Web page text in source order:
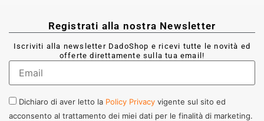
Registrati alla nostra Newsletter
Iscriviti alla newsletter DadoShop e ricevi tutte le novità ed
offerte direttamente sulla tua email!
Dichiaro di aver letto la Policy Privacy vigente sul sito ed
acconsento al trattamento dei miei dati per le finalità di marketing.